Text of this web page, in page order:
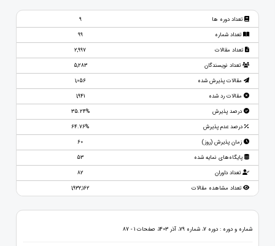
تعداد دوره ها
9
تعداد شماره
99
تعداد مقالات
2,997
تعداد نویسندگان
5,283
مقالات پذیرش شده
1,056
مقالات رد شده
1,941
درصد پذیرش
35.24%
درصد عدم پذیرش
64.76%
زمان پذیرش (روز)
60
پایگاه‌های نمایه شده
53
تعداد داوران
82
تعداد مشاهده مقالات
1,932,162
شماره و دوره : دوره 7، شماره 79، آذر 1403، صفحات 1 - 87